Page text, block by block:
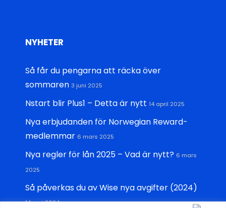
NYHETER
Så får du pengarna att räcka över
sommaren 3 juni 2025
Nstart blir Plus1 – Detta är nytt 14 april 2025
Nya erbjudanden för Norwegian Reward-
medlemmar 6 mars 2025
Nya regler för lån 2025 – Vad är nytt? 6 mars
2025
Så påverkas du av Wise nya avgifter (2024)
14 maj 2024